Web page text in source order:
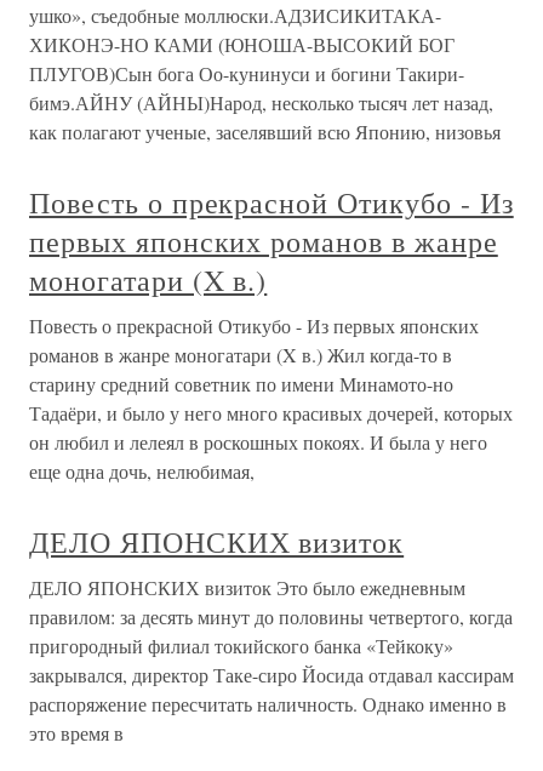
ушко», съедобные моллюски.АДЗИСИКИТАКА-
ХИКОНЭ-НО КАМИ (ЮНОША-ВЫСОКИЙ БОГ
ПЛУГОВ)Сын бога Оо-кунинуси и богини Такири-
бимэ.АЙНУ (АЙНЫ)Народ, несколько тысяч лет назад,
как полагают ученые, заселявший всю Японию, низовья
Повесть о прекрасной Отикубо - Из
первых японских романов в жанре
моногатари (X в.)
Повесть о прекрасной Отикубо - Из первых японских
романов в жанре моногатари (X в.) Жил когда-то в
старину средний советник по имени Минамото-но
Тадаёри, и было у него много красивых дочерей, которых
он любил и лелеял в роскошных покоях. И была у него
еще одна дочь, нелюби­мая,
ДЕЛО ЯПОНСКИХ визиток
ДЕЛО ЯПОНСКИХ визиток Это было ежедневным
правилом: за десять минут до половины четвертого, когда
пригородный филиал токийского банка «Тейкоку»
закрывался, директор Таке-сиро Йосида отдавал кассирам
распоряжение пересчитать наличность. Однако именно в
это время в